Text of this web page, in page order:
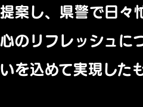
提案し、県警で日々
心のリフレッシュに
いを込めて実現した